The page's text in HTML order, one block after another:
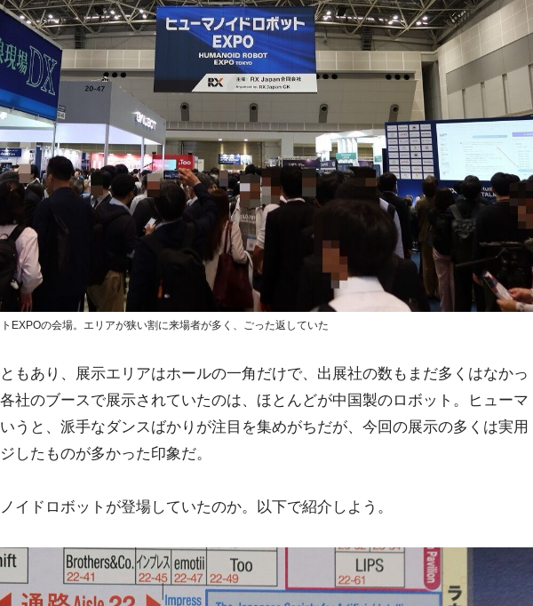
EXPOの会場。エリアが狭い割に来場者が多く、ごった返していた
もあり、展示エリアはホールの一角だけで、出展社の数もまだ多くはなかっ
社のブースで展示されていたのは、ほとんどが中国製のロボット。ヒューマ
うと、派手なダンスばかりが注目を集めがちだが、今回の展示の多くは実用
したものが多かった印象だ。
イドロボットが登場していたのか。以下で紹介しよう。